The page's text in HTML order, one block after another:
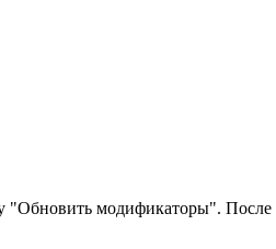
модификаторы". После